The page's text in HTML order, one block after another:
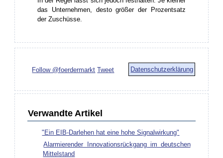
das Unternehmen, desto größer der Prozentsatz
der Zuschüsse.
Follow @foerdermarkt Tweet Datenschutzerklärung
Verwandte Artikel
"Ein EIB-Darlehen hat eine hohe Signalwirkung"
Alarmierender Innovationsrückgang im deutschen
Mittelstand